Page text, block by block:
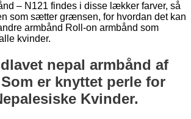
– N121 findes i disse lækker farver, så
som sætter grænsen, for hvordan det kan
armbånd Roll-on armbånd som
kvinder.
nepal armbånd af
er knyttet perle for
Kvinder.